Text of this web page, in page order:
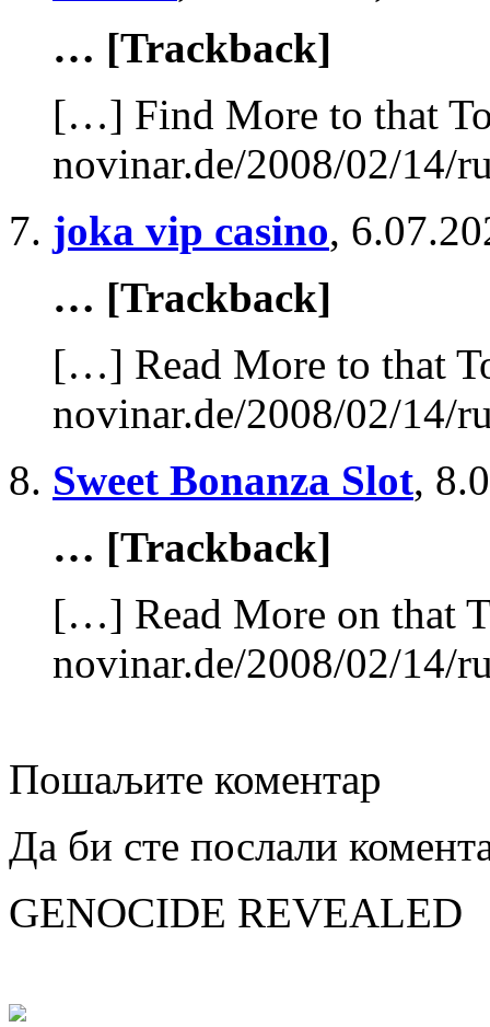
… [Trackback]
[…] Find More to that
novinar.de/2008/02/
joka vip casino,
… [Trackback]
[…] Read More to that
novinar.de/2008/02/
Sweet Bonanza Slot,
… [Trackback]
[…] Read More on that
novinar.de/2008/02/
Пошаљите коментар
Да би сте послали
GENOCIDE REVEALED